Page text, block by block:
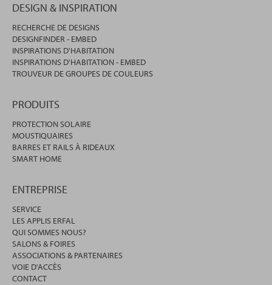
DESIGN & INSPIRATION
RECHERCHE DE DESIGNS
DESIGNFINDER - EMBED
INSPIRATIONS D'HABITATION
INSPIRATIONS D'HABITATION - EMBED
TROUVEUR DE GROUPES DE COULEURS
PRODUITS
PROTECTION SOLAIRE
MOUSTIQUAIRES
BARRES ET RAILS À RIDEAUX
SMART HOME
ENTREPRISE
SERVICE
LES APPLIS ERFAL
QUI SOMMES NOUS?
SALONS & FOIRES
ASSOCIATIONS & PARTENAIRES
VOIE D'ACCÈS
CONTACT